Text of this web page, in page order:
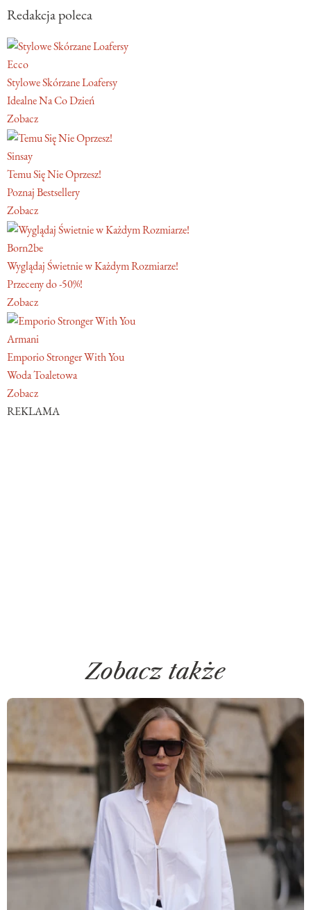
Redakcja poleca
Ecco
Stylowe Skórzane Loafersy
Idealne Na Co Dzień
Zobacz
Sinsay
Temu Się Nie Oprzesz!
Poznaj Bestsellery
Zobacz
Born2be
Wyglądaj Świetnie w Każdym Rozmiarze!
Przeceny do -50%!
Zobacz
Armani
Emporio Stronger With You
Woda Toaletowa
Zobacz
REKLAMA
Zobacz także